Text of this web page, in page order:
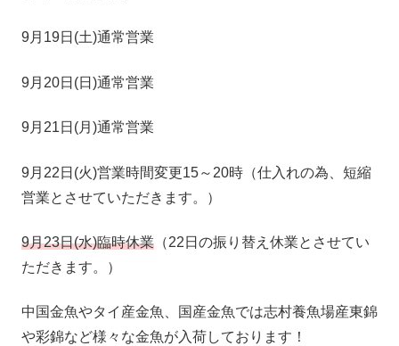
9月19日(土)通常営業
9月20日(日)通常営業
9月21日(月)通常営業
9月22日(火)営業時間変更15～20時（仕入れの為、短縮
営業とさせていただきます。）
9月23日(水)臨時休業 （22日の振り替え休業とさせてい
ただきます。）
中国金魚やタイ産金魚、国産金魚では志村養魚場産東錦
や彩錦など様々な金魚が入荷しております！